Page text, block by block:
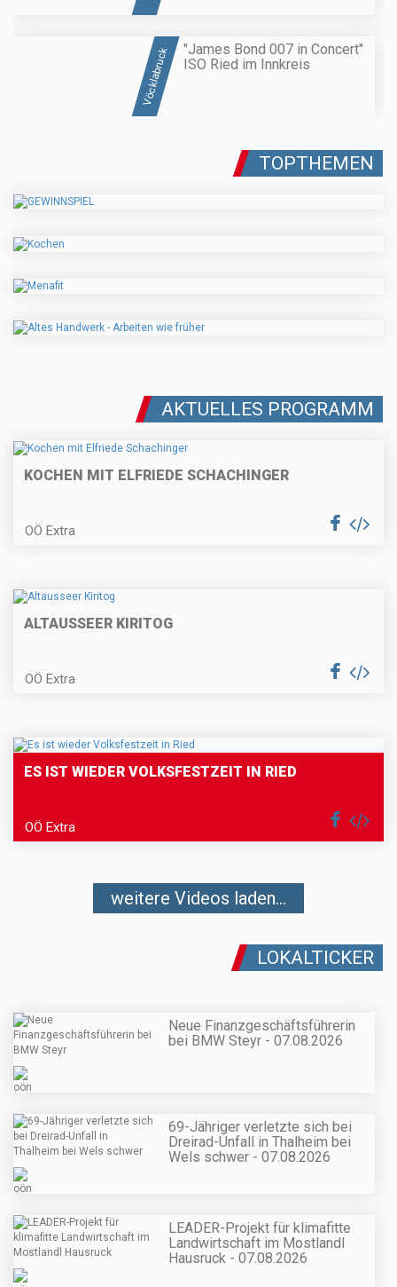
Vöcklabruck
"James Bond 007 in Concert"
ISO Ried im Innkreis
TOPTHEMEN
AKTUELLES PROGRAMM
KOCHEN MIT ELFRIEDE SCHACHINGER
OÖ Extra
ALTAUSSEER KIRITOG
OÖ Extra
ES IST WIEDER VOLKSFESTZEIT IN RIED
OÖ Extra
weitere Videos laden...
LOKALTICKER
Neue Finanzgeschäftsführerin
bei BMW Steyr - 07.08.2026
69-Jähriger verletzte sich bei
Dreirad-Unfall in Thalheim bei
Wels schwer - 07.08.2026
LEADER-Projekt für klimafitte
Landwirtschaft im Mostlandl
Hausruck - 07.08.2026